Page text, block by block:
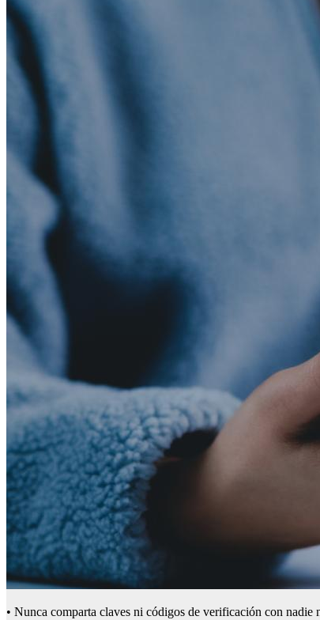
• Nunca comparta claves ni códigos de verificación con